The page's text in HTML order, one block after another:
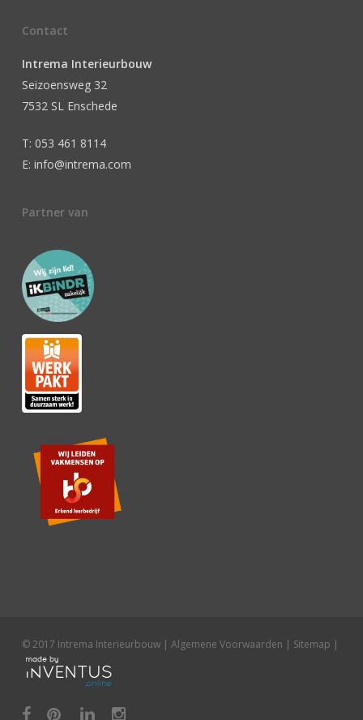
Contact
Intrema Interieurbouw
Seizoensweg 32
7532 SL Enschede
T: 053 461 8114
E: info@intrema.com
Partner van
© 2017 Intrema Interieurbouw | Algemene Voorwaarden | Sitemap |
facebookpinterestlinkedininstagram